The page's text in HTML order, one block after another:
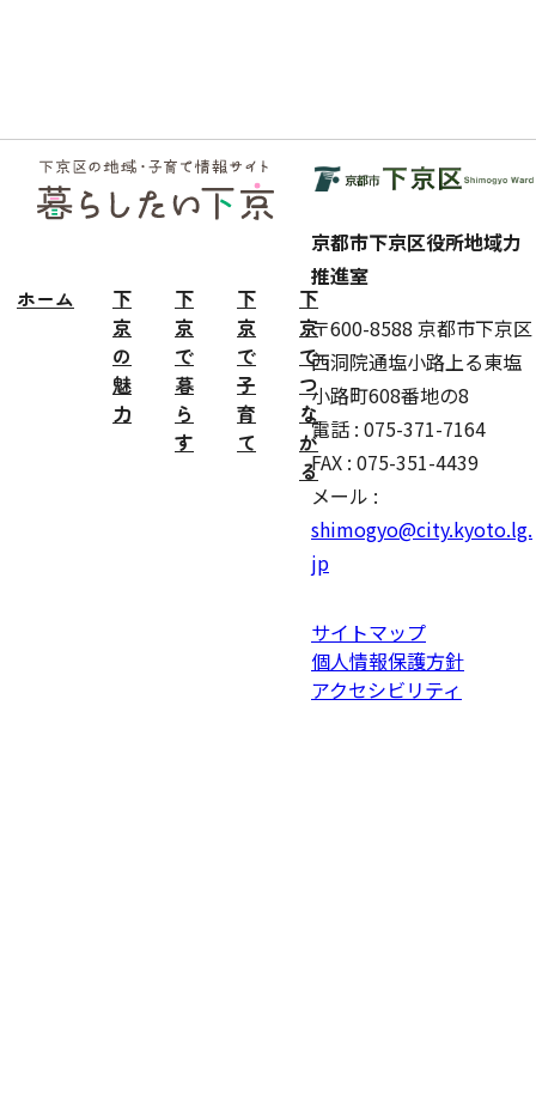
フッ
ター
ホーム
下
京
の
魅
力
下
京
で
暮
ら
す
下
京
で
子
育
て
下
京
で
つ
な
が
る
京都市下京区役所地域力
推進室
〒600-8588 京都市下京区
西洞院通塩小路上る東塩
小路町608番地の8
電話 : 075-371-7164
FAX : 075-351-4439
メール :
shimogyo@city.kyoto.lg.
jp
サイトマップ
個人情報保護方針
アクセシビリティ